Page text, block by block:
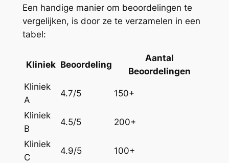
Een handige manier om beoordelingen te
vergelijken, is door ze te verzamelen in een
tabel:
Kliniek Beoordeling
Aantal
Beoordelingen
Kliniek
A
4.7/5 150+
Kliniek
B
4.5/5 200+
Kliniek
C
4.9/5 100+